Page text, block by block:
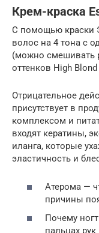
Крем-краска
С помощью краски
волос на 4 тона с
(можно смешивать
оттенков High
Отрицательное
присутствует в
комплексом и
входят кератины,
иланга, которые
эластичность и
Атерома —
причины
Почему
пальцах рук